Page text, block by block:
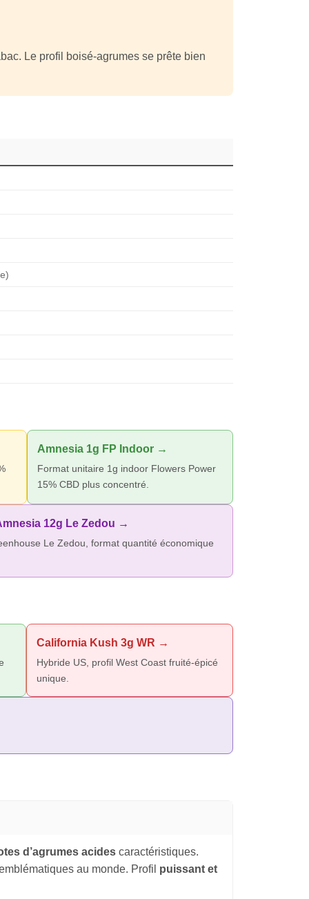
Le profil boisé-agrumes se prête bien
Amnesia 1g FP Indoor →
Format unitaire 1g indoor Flowers Power
15% CBD plus concentré.
12g Le Zedou →
Le Zedou, format quantité économique
California Kush 3g WR →
Hybride US, profil West Coast fruité-épicé
unique.
d’agrumes acides caractéristiques.
au monde. Profil puissant et